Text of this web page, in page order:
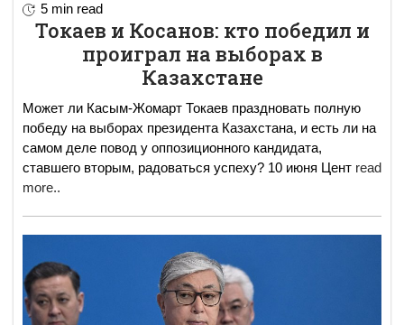
5 min read
Токаев и Косанов: кто победил и
проиграл на выборах в
Казахстане
Может ли Касым-Жомарт Токаев праздновать полную
победу на выборах президента Казахстана, и есть ли на
самом деле повод у оппозиционного кандидата,
ставшего вторым, радоваться успеху? 10 июня Цент read
more..